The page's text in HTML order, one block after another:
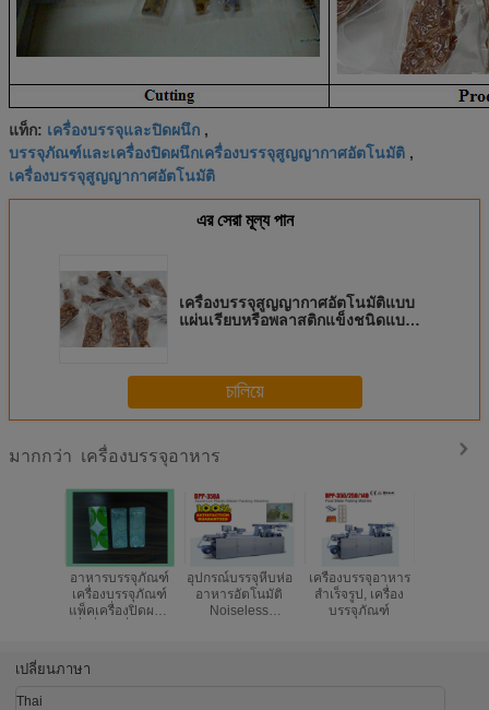
แท็ก: เครื่องบรรจุและปิดผนึก ,
บรรจุภัณฑ์และเครื่องปิดผนึกเครื่องบรรจุสูญญากาศอัตโนมัติ ,
เครื่องบรรจุสูญญากาศอัตโนมัติ
এর সেরা মূল্য পান
เครื่องบรรจุสูญญากาศอัตโนมัติแบบ
แผ่นเรียบหรือพลาสติกแข็งชนิดแบน
চালিয়ে
มากกว่า เครื่องบรรจุอาหาร
อาหารบรรจุภัณฑ์
เครื่องบรรจุภัณฑ์
แพ็คเครื่องปิดผนึก
อุปกรณ์บรรจุหีบห่อ
อาหารอัตโนมัติ
Noiseless
เครื่องบรรจุอาหาร
สำเร็จรูป, เครื่อง
บรรจุภัณฑ์
เปลี่ยนภาษา
Thai